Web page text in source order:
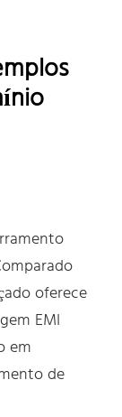
oferece
EMI
em
de